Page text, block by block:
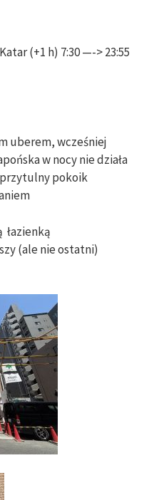
(+1 h) 7:30 —-> 23:55
uberem, wcześniej
w nocy nie działa
pokoik
łazienką
(ale nie ostatni)